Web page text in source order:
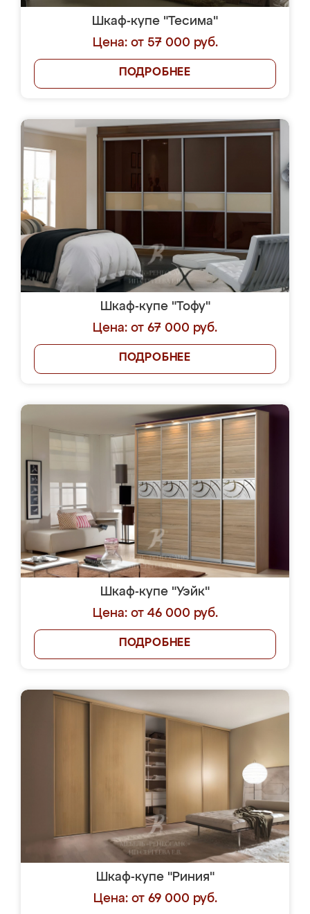
Шкаф-купе "Тесима"
Цена: от 57 000 руб.
ПОДРОБНЕЕ
Шкаф-купе "Тофу"
Цена: от 67 000 руб.
ПОДРОБНЕЕ
Шкаф-купе "Уэйк"
Цена: от 46 000 руб.
ПОДРОБНЕЕ
Шкаф-купе "Риния"
Цена: от 69 000 руб.